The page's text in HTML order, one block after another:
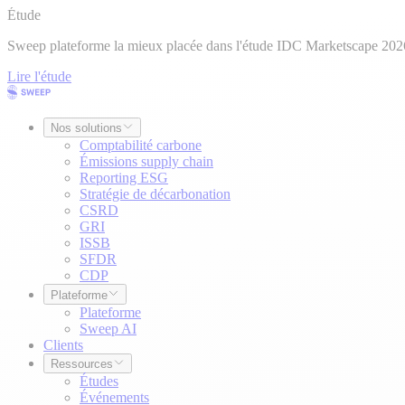
Étude
Sweep plateforme la mieux placée dans l'étude IDC Marketscape
Lire l'étude
Nos solutions
Comptabilité carbone
Émissions supply chain
Reporting ESG
Stratégie de décarbonation
CSRD
GRI
ISSB
SFDR
CDP
Plateforme
Plateforme
Sweep AI
Clients
Ressources
Études
Événements